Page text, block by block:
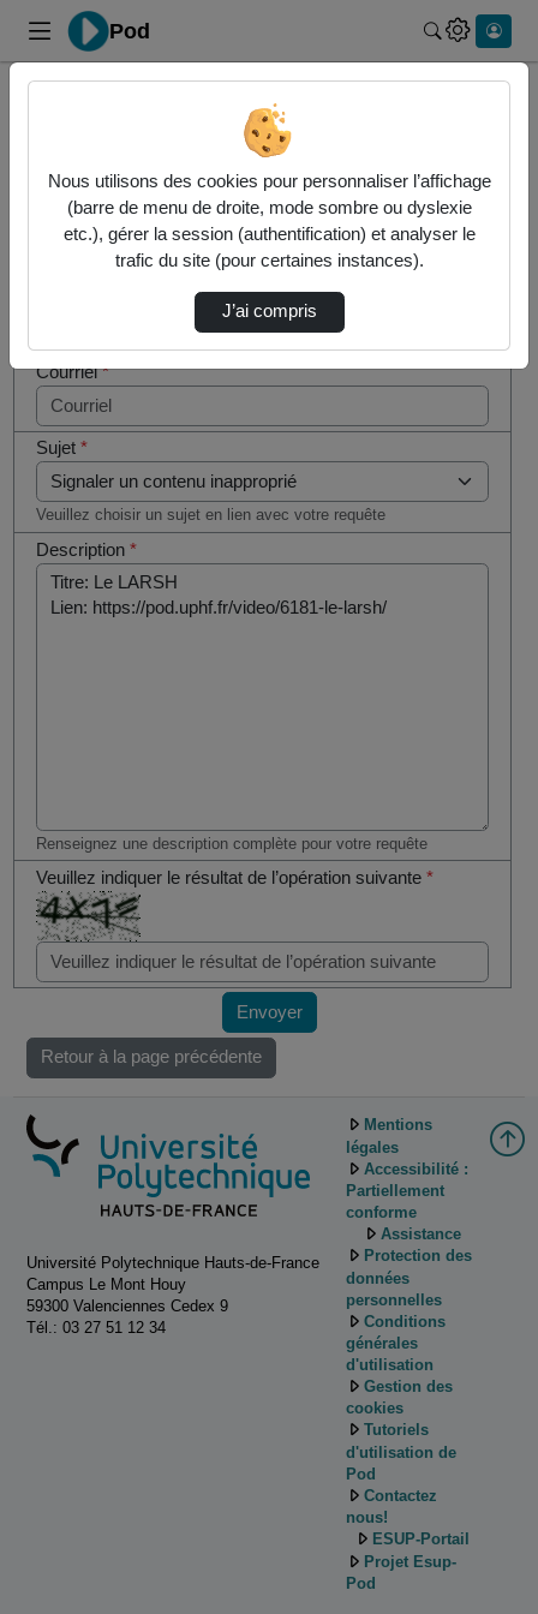
Pod
Contactez nous
Votre message
Courriel*
Sujet*
Veuillez choisir un sujet en lien avec votre requête
Description*
Renseignez une description complète pour votre requête
Veuillez indiquer le résultat de l’opération suivante*
si vous
êtes un
humain en
Envoyer
Retour à la page précédente
Université Polytechnique Hauts-de-France
Campus Le Mont Houy
59300 Valenciennes Cedex 9
Tél.: 03 27 51 12 34
Mentions
légales
Accessibilité :
Partiellement
conforme
Assistance
Protection des
données
personnelles
Conditions
générales
d'utilisation
Gestion des
cookies
Tutoriels
d'utilisation de
Pod
Contactez
nous!
ESUP-Portail
Projet Esup-
Pod
Nous utilisons des cookies pour personnaliser l’affichage
(barre de menu de droite, mode sombre ou dyslexie
etc.), gérer la session (authentification) et analyser le
trafic du site (pour certaines instances).
J’ai compris